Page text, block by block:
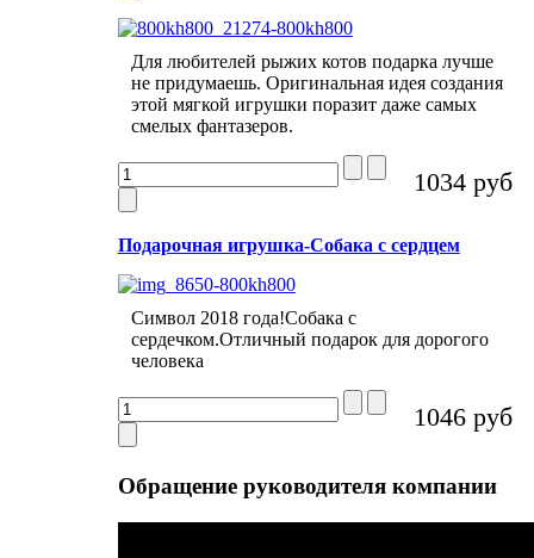
Для любителей рыжих котов подарка лучше
не придумаешь. Оригинальная идея создания
этой мягкой игрушки поразит даже самых
смелых фантазеров.
1034 руб
Подарочная игрушка-Собака с сердцем
Символ 2018 года!Собака с
сердечком.Отличный подарок для дорогого
человека
1046 руб
Обращениеруководителя компании